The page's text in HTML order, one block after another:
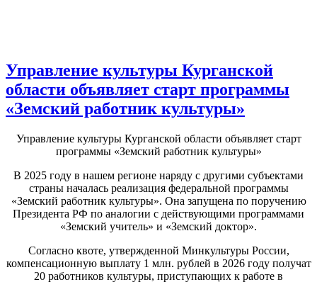
Управление культуры Курганской
области объявляет старт программы
«Земский работник культуры»
Управление культуры Курганской области объявляет старт
программы «Земский работник культуры»
В 2025 году в нашем регионе наряду с другими субъектами
страны началась реализация федеральной программы
«Земский работник культуры». Она запущена по поручению
Президента РФ по аналогии с действующими программами
«Земский учитель» и «Земский доктор».
Согласно квоте, утвержденной Минкультуры России,
компенсационную выплату 1 млн. рублей в 2026 году получат
20 работников культуры, приступающих к работе в